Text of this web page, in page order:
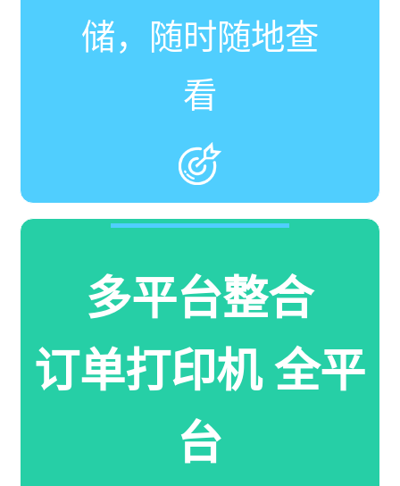
储，随时随地查
看
多平台整合
订单打印机 全平
台